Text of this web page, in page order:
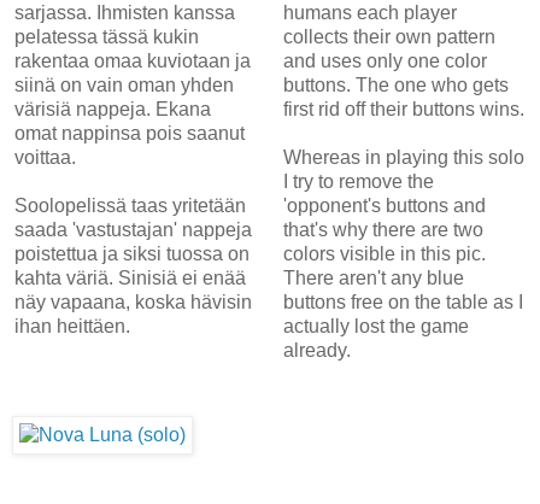
sarjassa. Ihmisten kanssa
pelatessa tässä kukin
rakentaa omaa kuviotaan ja
siinä on vain oman yhden
värisiä nappeja. Ekana
omat nappinsa pois saanut
voittaa.
Soolopelissä taas yritetään
saada 'vastustajan' nappeja
poistettua ja siksi tuossa on
kahta väriä. Sinisiä ei enää
näy vapaana, koska hävisin
ihan heittäen.
humans each player
collects their own pattern
and uses only one color
buttons. The one who gets
first rid off their buttons wins.
Whereas in playing this solo
I try to remove the
'opponent's buttons and
that's why there are two
colors visible in this pic.
There aren't any blue
buttons free on the table as I
actually lost the game
already.